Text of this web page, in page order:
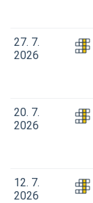
27. 7.
2026
20. 7.
2026
12. 7.
2026